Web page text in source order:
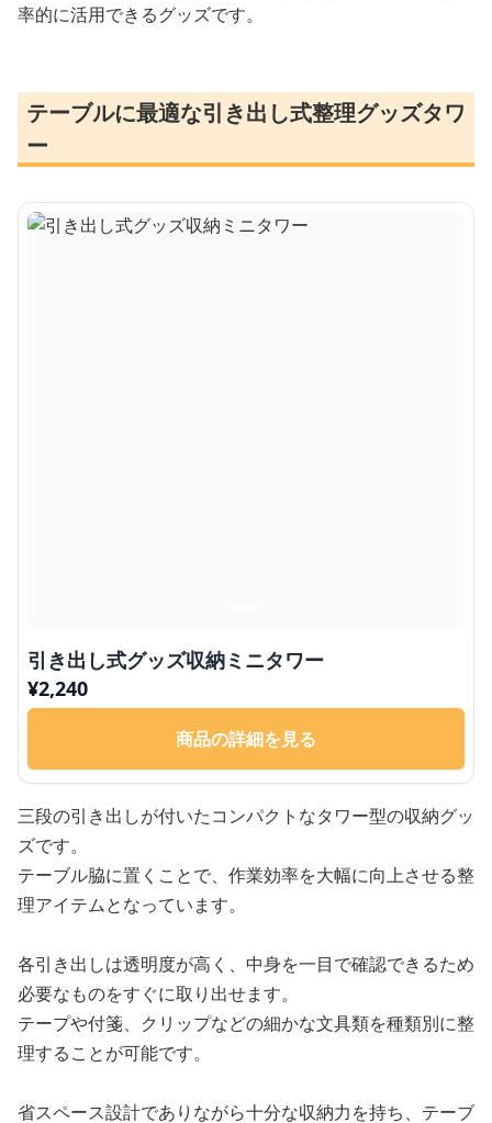
率的に活用できるグッズです。
テーブルに最適な引き出し式整理グッズタワ
ー
引き出し式グッズ収納ミニタワー
¥2,240
商品の詳細を見る
三段の引き出しが付いたコンパクトなタワー型の収納グッ
ズです。
テーブル脇に置くことで、作業効率を大幅に向上させる整
理アイテムとなっています。
各引き出しは透明度が高く、中身を一目で確認できるため
必要なものをすぐに取り出せます。
テープや付箋、クリップなどの細かな文具類を種類別に整
理することが可能です。
省スペース設計でありながら十分な収納力を持ち、テーブ